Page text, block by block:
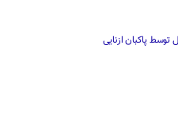
توسط پاکبان ازنایی